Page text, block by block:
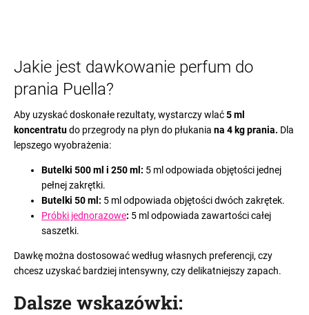
Jakie jest dawkowanie perfum do
prania Puella?
Aby uzyskać doskonałe rezultaty, wystarczy wlać5 ml
koncentratudo przegrody na płyn do płukania na 4 kg prania. Dla
lepszego wyobrażenia:
Butelki 500 ml i 250 ml: 5 ml odpowiada objętości jednej
pełnej zakrętki.
Butelki 50 ml: 5 ml odpowiada objętości dwóch zakrętek.
Próbki jednorazowe: 5 ml odpowiada zawartości całej
saszetki.
Dawkę można dostosować według własnych preferencji, czy
chcesz uzyskać bardziej intensywny, czy delikatniejszy zapach.
Dalsze wskazówki: